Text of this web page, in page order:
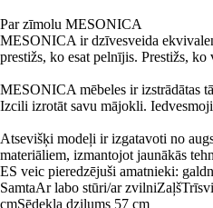
Par zīmolu MESONICA
MESONICA ir dzīvesveida
prestižs, ko esat pelnījis. Prestižs, ko
MESONICA mēbeles ir izstrādātas
Izcili izrotāt savu mājokli.
Atsevišķi modeļi ir izgatavoti no
materiāliem, izmantojot jaunākās
ES veic pieredzējuši amatnieki:
SamtaAr labo stūri/ar zvilniZaļš
cmSēdekļa dziļums 57 cm